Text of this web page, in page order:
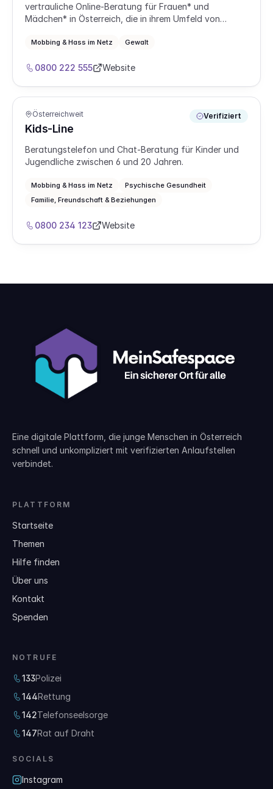
vertrauliche Online‑Beratung für Frauen* und
Mädchen* in Österreich, die in ihrem Umfeld von
Freitag zwischen 18:00 und 20:00 Uhr mit Beraterinnen
sprechen.
Mobbing & Hass im Netz Gewalt
0800 222 555 Website
Österreichweit
Kids-Line
Verifiziert
Beratungstelefon und Chat-Beratung für Kinder und
Jugendliche zwischen 6 und 20 Jahren.
Mobbing & Hass im Netz
Psychische Gesundheit
Familie, Freundschaft & Beziehungen
0800 234 123 Website
Eine digitale Plattform, die junge Menschen in Österreich
schnell und unkompliziert mit verifizierten Anlaufstellen
verbindet.
PLATTFORM
Startseite
Themen
Hilfe finden
Über uns
Kontakt
Spenden
NOTRUFE
133Polizei
144Rettung
142Telefonseelsorge
147Rat auf Draht
SOCIALS
Instagram